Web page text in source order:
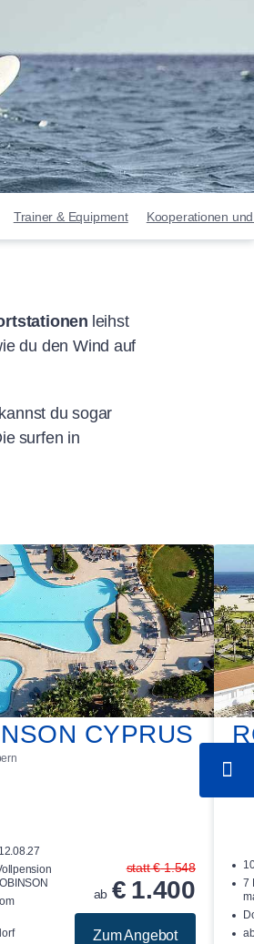
Trainer & Equipment Kooperationen
leihst
du den Wind auf
du sogar
surfen in
CYPRUS
statt € 1.548
ab € 1.400
Zum Angebot
7